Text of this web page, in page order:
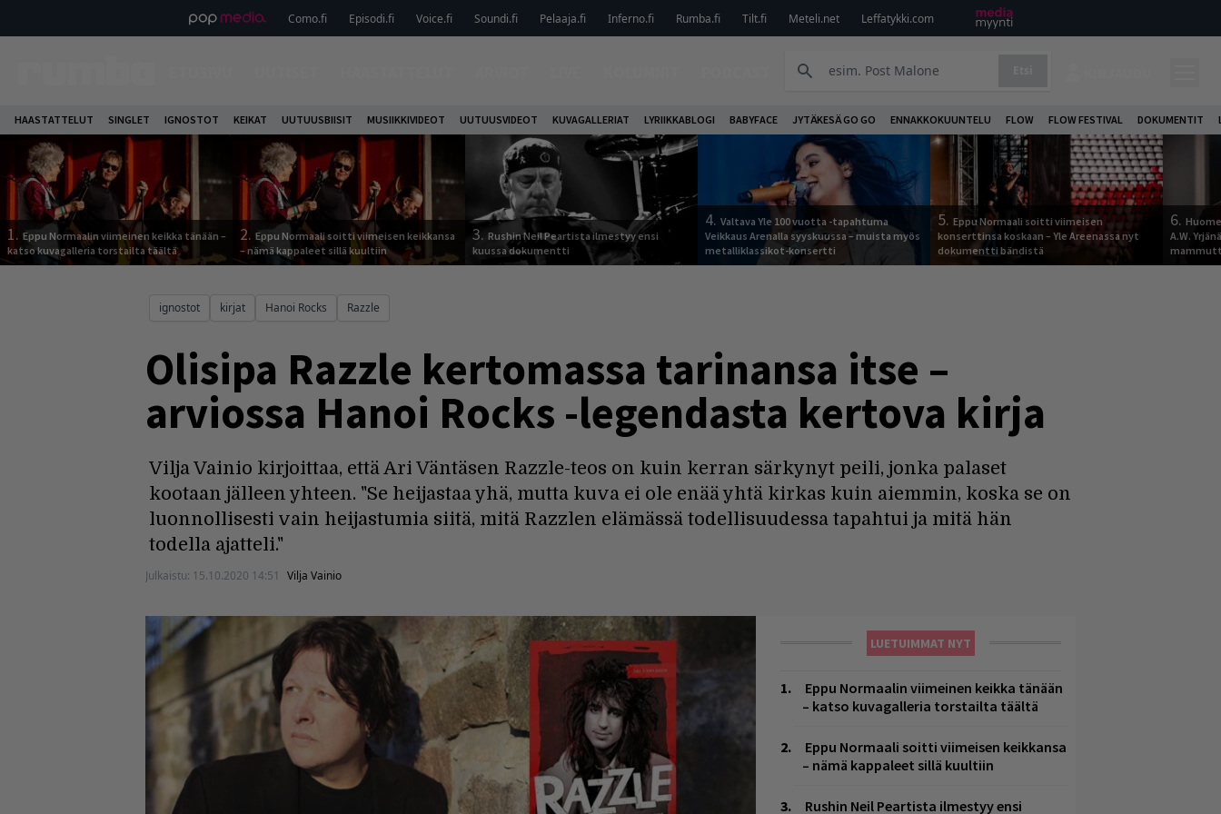
Como.fi Episodi.fi Voice.fi Soundi.fi Pelaaja.fi Inferno.fi Rumba.fi Tilt.fi Meteli.net Leffatykki.com
HAASTATTELUT SINGLET IGNOSTOT KEIKAT UUTUUSBIISIT MUSIIKKIVIDEOT UUTUUSVIDEOT KUVAGALLERIAT LYRIIKKABLOGI BABYFACE JYTÄKESÄ GO GO ENNAKKOKUUNTELU FLOW FLOW FESTIVAL DOKUMENTIT
1. Eppu Normaalin viimeinen keikka tänään –
katso kuvagalleria torstailta täältä
2. Eppu Normaali soitti viimeisen keikkansa
– nämä kappaleet sillä kuultiin
3. Rushin Neil Peartista ilmestyy ensi
kuussa dokumentti
4. Valtava Yle 100 vuotta -tapahtuma
Veikkaus Arenalla syyskuussa – muista myös
metalliklassikot-konsertti
5. Eppu Normaali soitti viimeisen
konserttinsa koskaan – Yle Areenassa nyt
dokumentti bändistä
6.
A.W.
ignostot kirjat Hanoi Rocks Razzle
Olisipa Razzle kertomassa tarinansa itse –
arviossa Hanoi Rocks -legendasta kertova kirja
Vilja Vainio kirjoittaa, että Ari Väntäsen Razzle-teos on kuin kerran särkynyt peili, jonka palaset
kootaan jälleen yhteen. "Se heijastaa yhä, mutta kuva ei ole enää yhtä kirkas kuin aiemmin, koska se on
luonnollisesti vain heijastumia siitä, mitä Razzlen elämässä todellisuudessa tapahtui ja mitä hän
todella ajatteli."
Julkaistu: 15.10.2020 14:51 Vilja Vainio
LUETUIMMAT NYT
Eppu Normaalin viimeinen keikka tänään
– katso kuvagalleria torstailta täältä
Eppu Normaali soitti viimeisen keikkansa
– nämä kappaleet sillä kuultiin
Rushin Neil Peartista ilmestyy ensi